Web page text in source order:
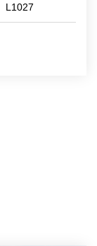
L1027